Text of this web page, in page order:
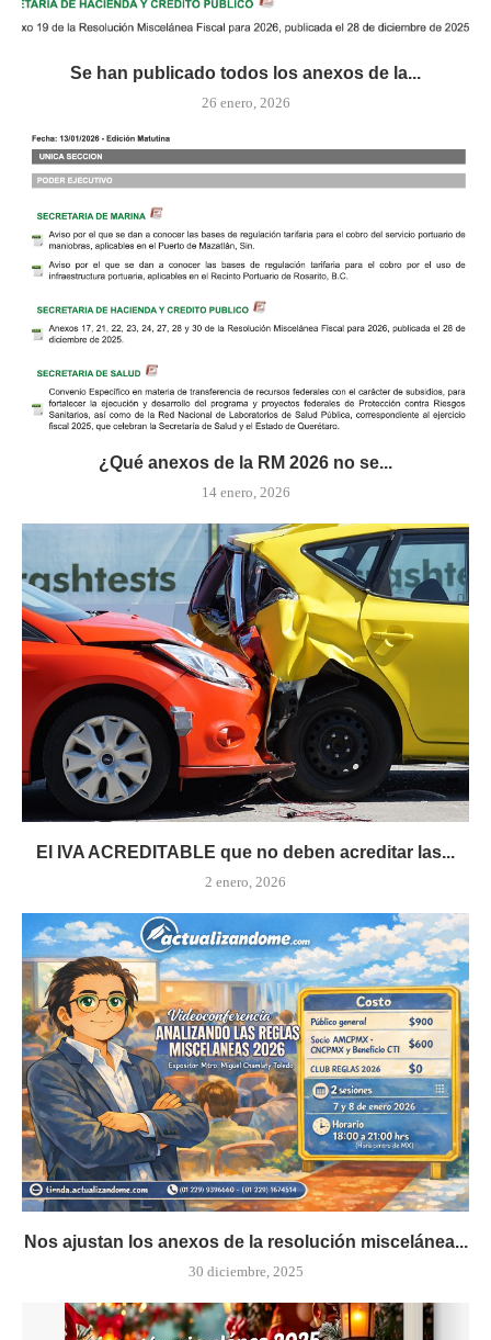
Se han publicado todos los anexos de la...
26 enero, 2026
¿Qué anexos de la RM 2026 no se...
14 enero, 2026
El IVA ACREDITABLE que no deben acreditar las...
2 enero, 2026
Nos ajustan los anexos de la resolución miscelánea...
30 diciembre, 2025